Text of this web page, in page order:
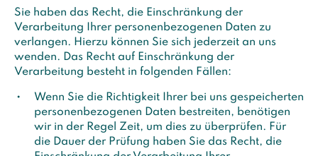
Sie haben das Recht, die Einschränkung der
Verarbeitung Ihrer personenbezogenen Daten zu
verlangen. Hierzu können Sie sich jederzeit an uns
wenden. Das Recht auf Einschränkung der
Verarbeitung besteht in folgenden Fällen:
Wenn Sie die Richtigkeit Ihrer bei uns gespeicherten
personenbezogenen Daten bestreiten, benötigen
wir in der Regel Zeit, um dies zu überprüfen. Für
die Dauer der Prüfung haben Sie das Recht, die